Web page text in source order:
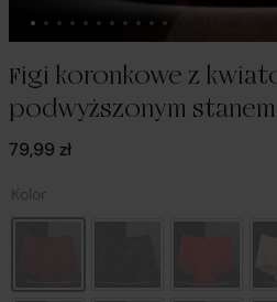
Figi koronkowe z
podwyższonym stanem
79,99 zł
Kolor